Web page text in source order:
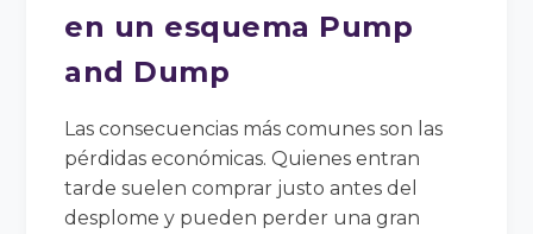
en un esquema Pump
and Dump
Las consecuencias más comunes son las
pérdidas económicas. Quienes entran
tarde suelen comprar justo antes del
desplome y pueden perder una gran